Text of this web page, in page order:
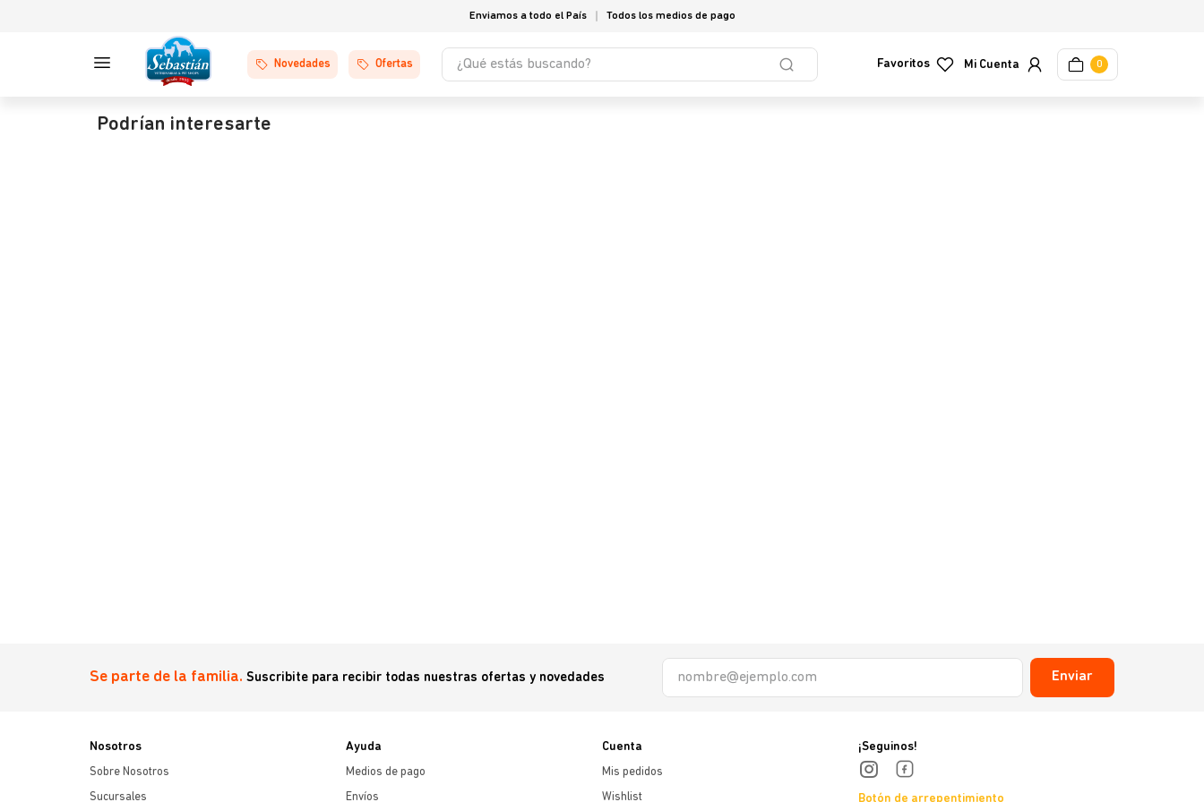
Enviamos a todo el País Todos los medios de pago
Novedades Ofertas
¿Qué estás buscando?
Favoritos 0
Podrían interesarte
Se parte de la familia. Suscribite para recibir todas nuestras ofertas y novedades Enviar
Nosotros
Sobre Nosotros
Sucursales
Ayuda
Medios de pago
Envíos
Cuenta
Mis pedidos
Wishlist
¡Seguinos!
Botón de arrepentimiento